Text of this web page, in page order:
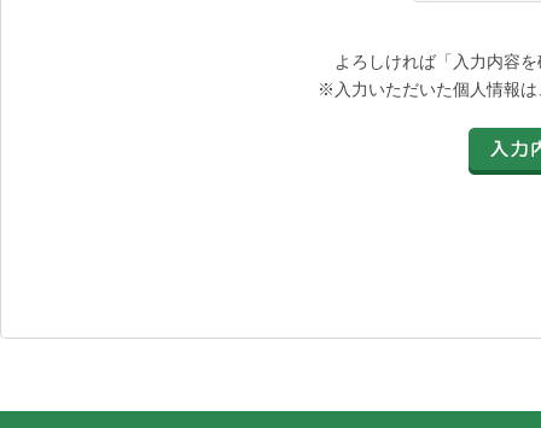
よろしければ「入力内容
※入力いただいた個人情報